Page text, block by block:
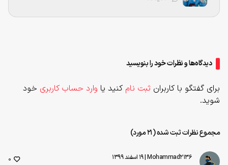
دیدگاه‌ها و نظرات خود را بنویسید
برای گفتگو با کاربران ثبت نام کنید یا وارد حساب کاربری خود
شوید.
مجموع نظرات ثبت شده (21 مورد)
Mohammad2136| ۱۹ اسفند ۱۳۹۹
0